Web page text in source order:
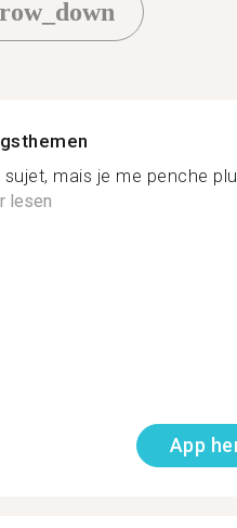
mais je me penche
lesen
App